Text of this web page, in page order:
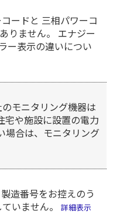
ードと 三相パワーコ
りません。 エナジー
ー表示の違いについ
モニタリング機器は
宅や施設に設置の電力
場合は、モニタリング
造番号をお控えのう
いません。
詳細表示